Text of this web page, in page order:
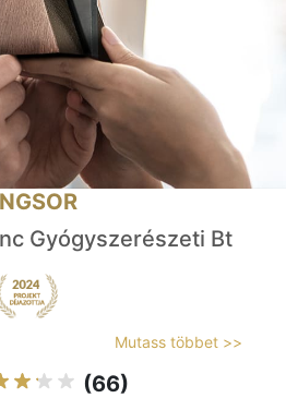
Gyógyszerészeti Bt
Mutass többet >>
(66)